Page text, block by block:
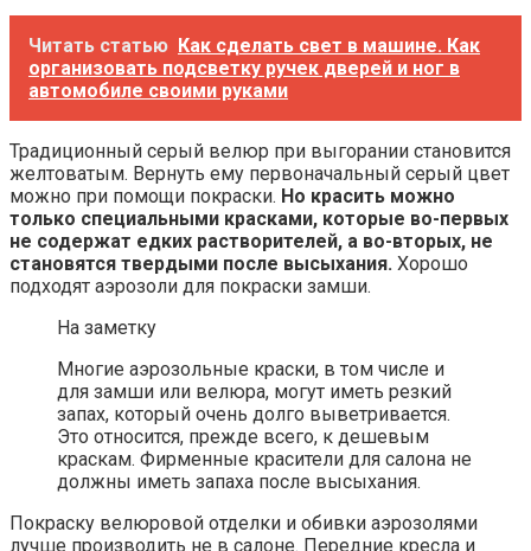
Читать статью Как сделать свет в машине. Как
организовать подсветку ручек дверей и ног в
автомобиле своими руками
Традиционный серый велюр при выгорании становится
желтоватым. Вернуть ему первоначальный серый цвет
можно при помощи покраски. Но красить можно
только специальными красками, которые во-первых
не содержат едких растворителей, а во-вторых, не
становятся твердыми после высыхания. Хорошо
подходят аэрозоли для покраски замши.
На заметку
Многие аэрозольные краски, в том числе и
для замши или велюра, могут иметь резкий
запах, который очень долго выветривается.
Это относится, прежде всего, к дешевым
краскам. Фирменные красители для салона не
должны иметь запаха после высыхания.
Покраску велюровой отделки и обивки аэрозолями
лучше производить не в салоне. Передние кресла и